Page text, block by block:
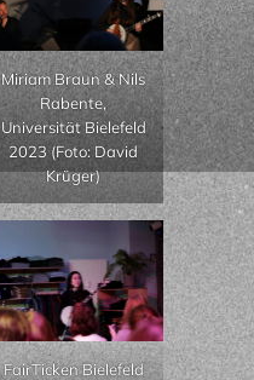
Miriam Braun & Nils
Rabente,
Universität Bielefeld
2023 (Foto: David
Krüger)
FairTicken Bielefeld